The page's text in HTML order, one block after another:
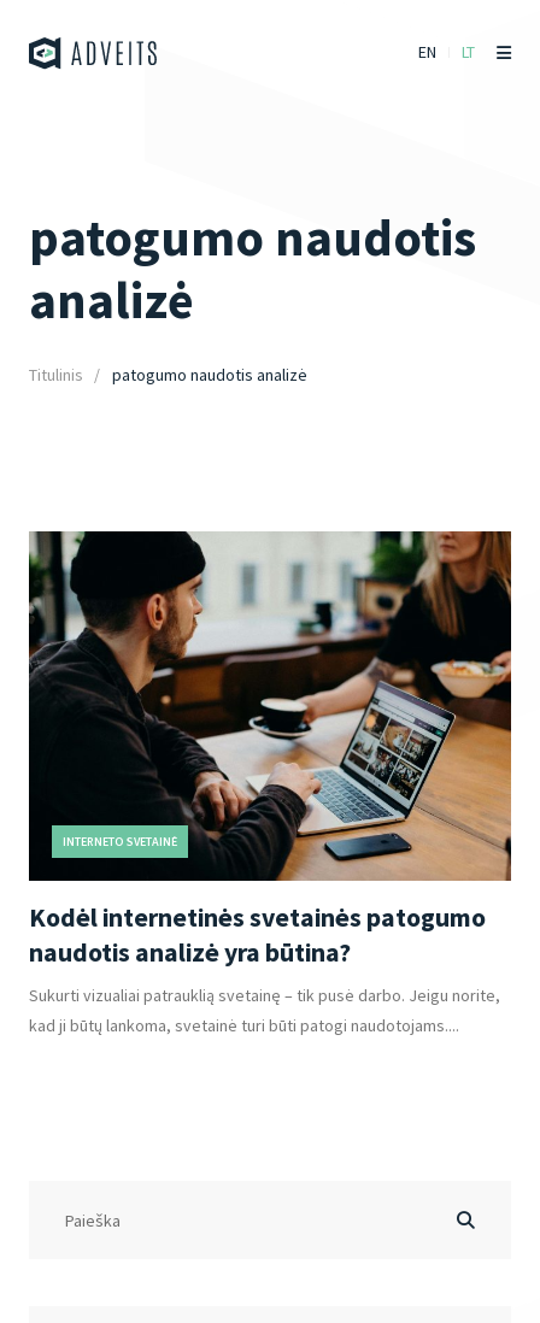
EN LT
patogumo naudotis
analizė
Titulinis patogumo naudotis analizė
INTERNETO SVETAINĖ
Kodėl internetinės svetainės patogumo
naudotis analizė yra būtina?
Sukurti vizualiai patrauklią svetainę – tik pusė darbo. Jeigu norite,
kad ji būtų lankoma, svetainė turi būti patogi naudotojams....